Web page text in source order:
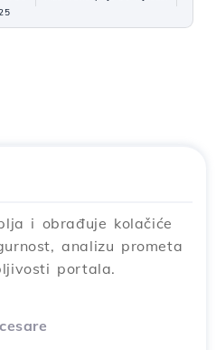
i obrađuje kolačiće
analizu prometa
portala.